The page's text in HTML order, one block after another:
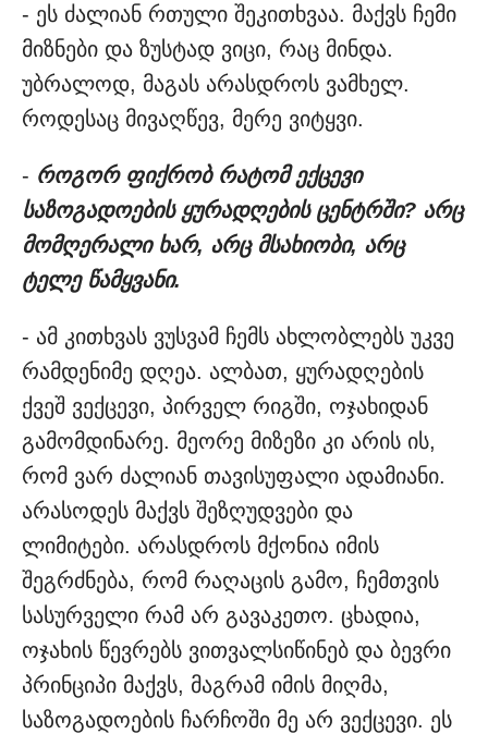
- ეს ძალიან რთული შეკითხვაა. მაქვს ჩემი
მიზნები და ზუსტად ვიცი, რაც მინდა.
უბრალოდ, მაგას არასდროს ვამხელ.
როდესაც მივაღწევ, მერე ვიტყვი.
- როგორ ფიქრობ რატომ ექცევი
საზოგადოების ყურადღების ცენტრში? არც
მომღერალი ხარ, არც მსახიობი, არც
ტელე წამყვანი.
- ამ კითხვას ვუსვამ ჩემს ახლობლებს უკვე
რამდენიმე დღეა. ალბათ, ყურადღების
ქვეშ ვექცევი, პირველ რიგში, ოჯახიდან
გამომდინარე. მეორე მიზეზი კი არის ის,
რომ ვარ ძალიან თავისუფალი ადამიანი.
არასოდეს მაქვს შეზღუდვები და
ლიმიტები. არასდროს მქონია იმის
შეგრძნება, რომ რაღაცის გამო, ჩემთვის
სასურველი რამ არ გავაკეთო. ცხადია,
ოჯახის წევრებს ვითვალსიწინებ და ბევრი
პრინციპი მაქვს, მაგრამ იმის მიღმა,
საზოგადოების ჩარჩოში მე არ ვექცევი. ეს